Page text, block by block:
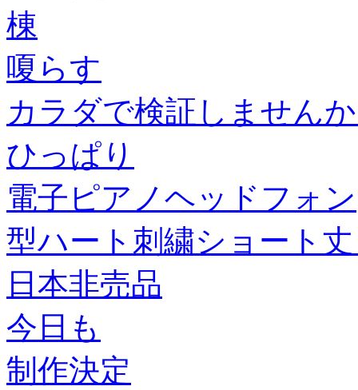
棟
嗄らす
カラダで検証しません
ひっぱり
電子ピアノヘッドフォン
型ハート刺繍ショート
日本非売品
今日も
制作決定